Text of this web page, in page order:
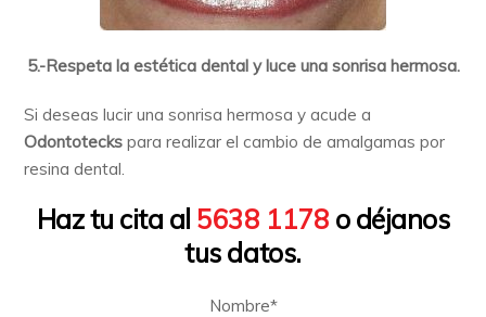
5.-Respeta la estética dental y luce una sonrisa hermosa.
Si deseas lucir una sonrisa hermosa y acude a
Odontotecks para realizar el cambio de amalgamas por
resina dental.
Haz tu cita al 5638 1178 o déjanos
tus datos.
Nombre*